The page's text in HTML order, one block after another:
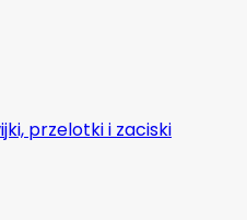
przelotki i zaciski